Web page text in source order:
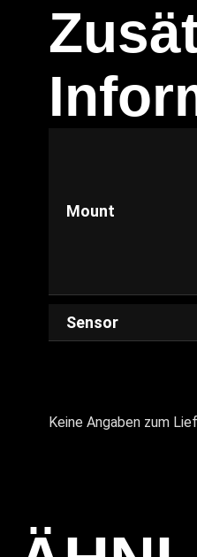
Mount
Sensor
Keine Angaben zum